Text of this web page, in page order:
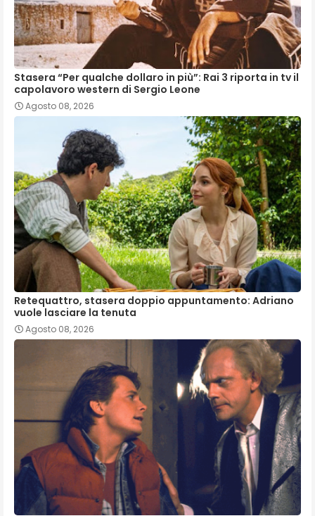
Stasera “Per qualche dollaro in più”: Rai 3 riporta in tv il
capolavoro western di Sergio Leone
Agosto 08, 2026
Retequattro, stasera doppio appuntamento: Adriano
vuole lasciare la tenuta
Agosto 08, 2026